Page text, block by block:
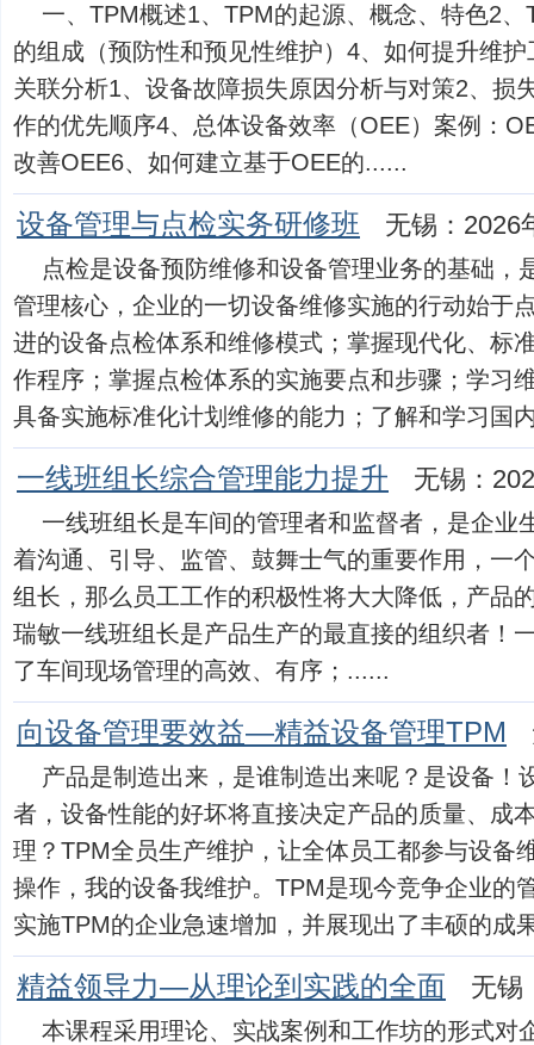
一、TPM概述1、TPM的起源、概念、特色2
的组成（预防性和预见性维护）4、如何提升维
关联分析1、设备故障损失原因分析与对策2、损
作的优先顺序4、总体设备效率（OEE）案例：
改善OEE6、如何建立基于OEE的......
设备管理与点检实务研修班 无锡：2026
点检是设备预防维修和设备管理业务的基础，
管理核心，企业的一切设备维修实施的行动始于
进的设备点检体系和维修模式；掌握现代化、标
作程序；掌握点检体系的实施要点和步骤；学习
具备实施标准化计划维修的能力；了解和学习国
一线班组长综合管理能力提升 无锡：
一线班组长是车间的管理者和监督者，是企业
着沟通、引导、监管、鼓舞士气的重要作用，一
组长，那么员工工作的积极性将大大降低，产
瑞敏一线班组长是产品生产的最直接的组织者！
了车间现场管理的高效、有序；......
向设备管理要效益—精益设备管理TPM
产品是制造出来，是谁制造出来呢？是设备！
者，设备性能的好坏将直接决定产品的质量、成
理？TPM全员生产维护，让全体员工都参与设备
操作，我的设备我维护。TPM是现今竞争企业的
实施TPM的企业急速增加，并展现出了丰硕的成
精益领导力—从理论到实践的全面 无锡
本课程采用理论、实战案例和工作坊的形式对